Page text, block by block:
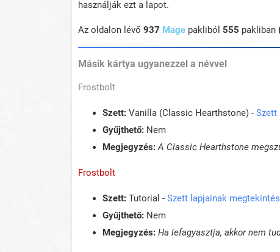
használják ezt a lapot.
Az oldalon lévő 937 Mage pakliból 555 pakliban
Másik kártya ugyanezzel a névvel
Frostbolt
Szett: Vanilla (Classic Hearthstone) - Szett
Gyűjthető: Nem
Megjegyzés: A Classic Hearthstone
Frostbolt
Szett: Tutorial - Szett lapjainak
Gyűjthető: Nem
Megjegyzés: Ha lefagyasztja, akkor nem